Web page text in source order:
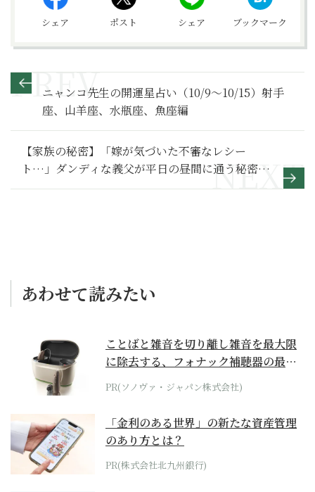
シェア ポスト シェア ブックマーク
ニャンコ先生の開運星占い（10/9～10/15）射手
座、山羊座、水瓶座、魚座編
【家族の秘密】「嫁が気づいた不審なレシー
ト…」ダンディな義父が平日の昼間に通う秘密の
居場所～その１～
あわせて読みたい
ことばと雑音を切り離し雑音を最大限
に除去する、フォナック補聴器の最上
位モデル
PR(ソノヴァ・ジャパン株式会社)
「金利のある世界」の新たな資産管理
のあり方とは？
PR(株式会社北九州銀行)